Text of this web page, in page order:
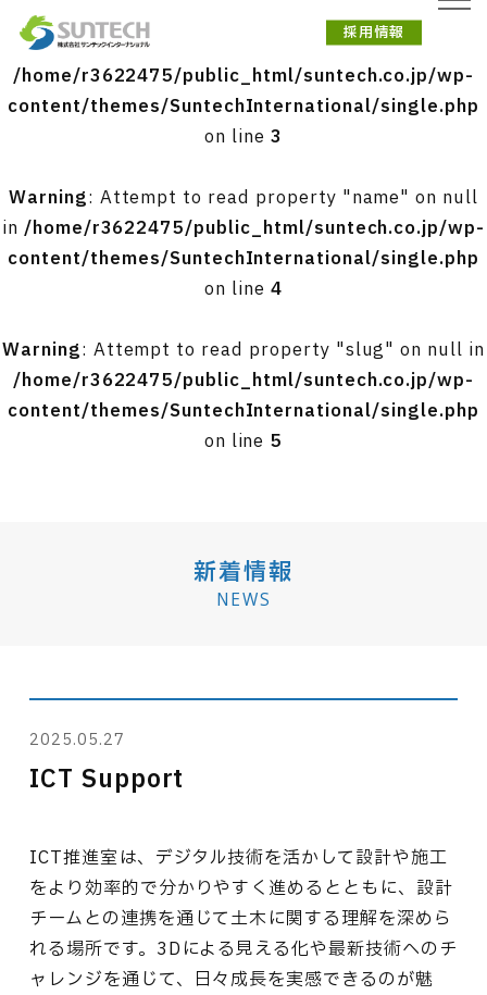
Warning
: Undefined array key 0 in
/home/r3622475/public_html/suntech.co.jp/wp-
content/themes/SuntechInternational/single.php
on line 3
Warning: Attempt to read property "name" on null
in /home/r3622475/public_html/suntech.co.jp/wp-
content/themes/SuntechInternational/single.php
on line 4
Warning: Attempt to read property "slug" on null in
/home/r3622475/public_html/suntech.co.jp/wp-
content/themes/SuntechInternational/single.php
on line 5
採用情報
新着情報
NEWS
2025.05.27
ICT Support
ICT推進室は、デジタル技術を活かして設計や施工
をより効率的で分かりやすく進めるとともに、設計
チームとの連携を通じて土木に関する理解を深めら
れる場所です。3Dによる見える化や最新技術へのチ
ャレンジを通じて、日々成長を実感できるのが魅